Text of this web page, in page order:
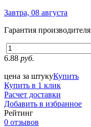
Завтра, 08 августа
Гарантия производителя
6.88 руб.
цена за штукуКупить
Купить в 1 клик
Расчет доставки
Добавить в избранное
Рейтинг
0 отзывов